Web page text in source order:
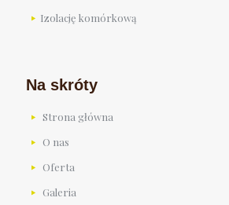
Izolację komórkową
Na skróty
Strona główna
O nas
Oferta
Galeria